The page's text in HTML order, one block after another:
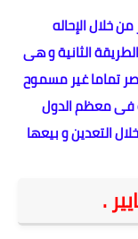
خلال الإحاله
الثانية و هى
تماما غير مسموح
فى معظم الدول
التعدين و بيعها